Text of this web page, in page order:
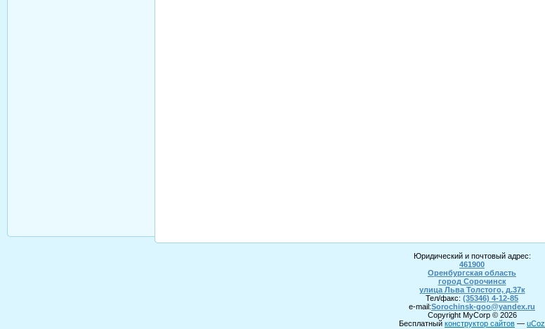
Юридический и почтовый адрес:
461900
Оренбургская область
город Сорочинск
улица Льва Толстого, д.37к
Тел/факс: (35346) 4-12-85
e-mail:Sorochinsk-goo@yandex.ru
Copyright MyCorp © 2026
Бесплатный конструктор сайтов — uCoz